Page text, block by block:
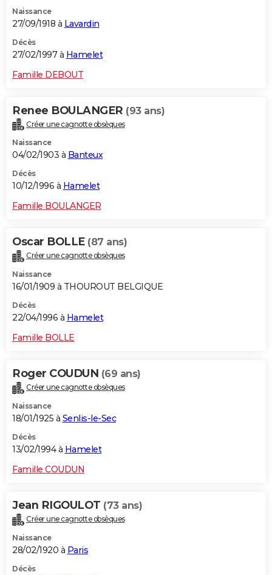
Naissance
27/09/1918 à Lavardin
Décès
27/02/1997 à Hamelet
Famille DEBOUT
Renee BOULANGER (93 ans)
Créer une cagnotte obsèques
Naissance
04/02/1903 à Banteux
Décès
10/12/1996 à Hamelet
Famille BOULANGER
Oscar BOLLE (87 ans)
Créer une cagnotte obsèques
Naissance
16/01/1909 à THOUROUT BELGIQUE
Décès
22/04/1996 à Hamelet
Famille BOLLE
Roger COUDUN (69 ans)
Créer une cagnotte obsèques
Naissance
18/01/1925 à Senlis-le-Sec
Décès
13/02/1994 à Hamelet
Famille COUDUN
Jean RIGOULOT (73 ans)
Créer une cagnotte obsèques
Naissance
28/02/1920 à Paris
Décès